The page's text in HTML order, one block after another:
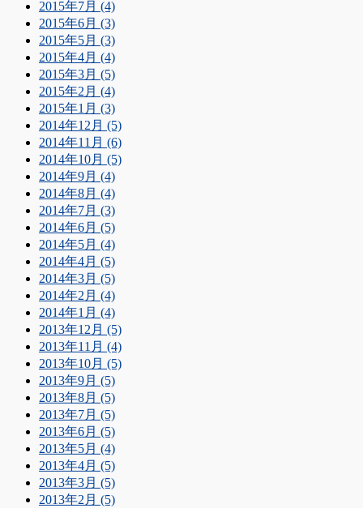
2015年7月 (4)
2015年6月 (3)
2015年5月 (3)
2015年4月 (4)
2015年3月 (5)
2015年2月 (4)
2015年1月 (3)
2014年12月 (5)
2014年11月 (6)
2014年10月 (5)
2014年9月 (4)
2014年8月 (4)
2014年7月 (3)
2014年6月 (5)
2014年5月 (4)
2014年4月 (5)
2014年3月 (5)
2014年2月 (4)
2014年1月 (4)
2013年12月 (5)
2013年11月 (4)
2013年10月 (5)
2013年9月 (5)
2013年8月 (5)
2013年7月 (5)
2013年6月 (5)
2013年5月 (4)
2013年4月 (5)
2013年3月 (5)
2013年2月 (5)